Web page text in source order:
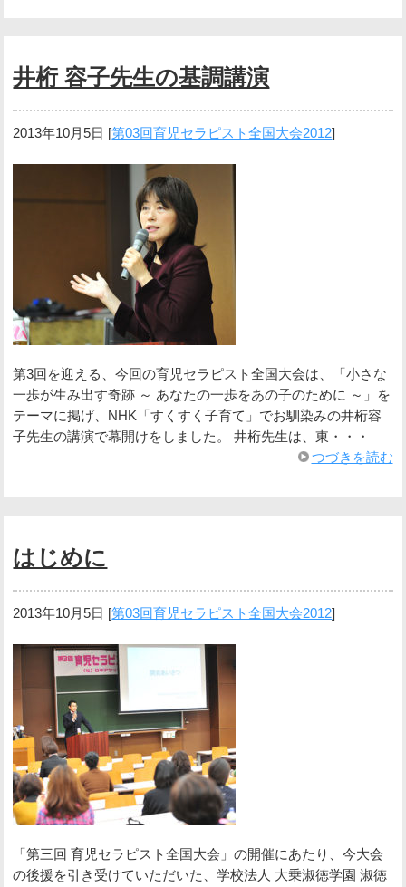
井桁 容子先生の基調講演
2013年10月5日 [第03回育児セラピスト全国大会2012]
第3回を迎える、今回の育児セラピスト全国大会は、「小さな
一歩が生み出す奇跡 ～ あなたの一歩をあの子のために ～」を
テーマに掲げ、NHK「すくすく子育て」でお馴染みの井桁容
子先生の講演で幕開けをしました。 井桁先生は、東・・・
つづきを読む
はじめに
2013年10月5日 [第03回育児セラピスト全国大会2012]
「第三回 育児セラピスト全国大会」の開催にあたり、今大会
の後援を引き受けていただいた、学校法人 大乗淑徳学園 淑徳